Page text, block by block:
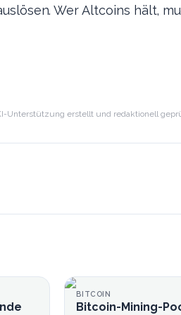
Wer Altcoins hält,
Unterstützung erstellt und redaktionell
BITCOIN
Bitcoin-Mining-